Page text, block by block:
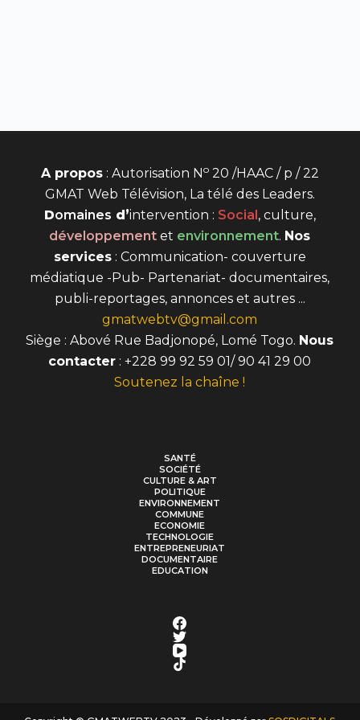
A propos: Autorisation N o20 /HAAC / p / 22
GMAT Web Télévision, La télé des Leaders.
Domaines d’intervention : Social , culture,
développement et environnement. Nos
services: Communication- couverture
médiatique -Pub- Partenariat- documentaires,
publi-reportages, annonces et autres ...
gmatwebtv@gmail.com
Siège : Abové Rue Badjonopé, Lomé Togo. Nous
contacter : +228 99 92 59 01/ 90 41 29 00
Soutenez la chaîne !
SANTÉ
SOCIÉTÉ
CULTURE & ART
POLITIQUE
ENVIRONNEMENT
COMMUNE
ECONOMIE
TECHNOLOGIE
ENTREPRENEURIAT
DOCUMENTAIRE
EDUCATION